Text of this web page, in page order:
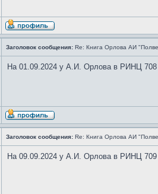
Заголовок сообщения: Re: Книга Орлова АИ
На 01.09.2024 у А.И. Орлова в РИНЦ 708
Заголовок сообщения: Re: Книга Орлова АИ
На 09.09.2024 у А.И. Орлова в РИНЦ 709